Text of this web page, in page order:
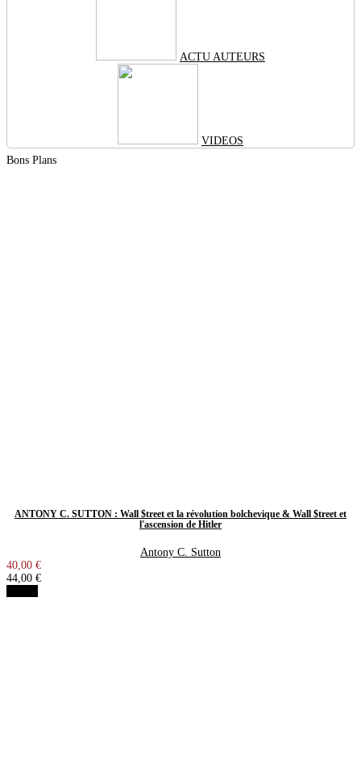
ACTU AUTEURS
VIDEOS
Bons Plans
ANTONY C. SUTTON : Wall $treet et la révolution bolchevique & Wall $treet et
l'ascension de Hitler
Antony C. Sutton
40,00 €
44,00 €